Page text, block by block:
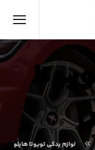
لوازم یدکی تویوتا هایلوکس